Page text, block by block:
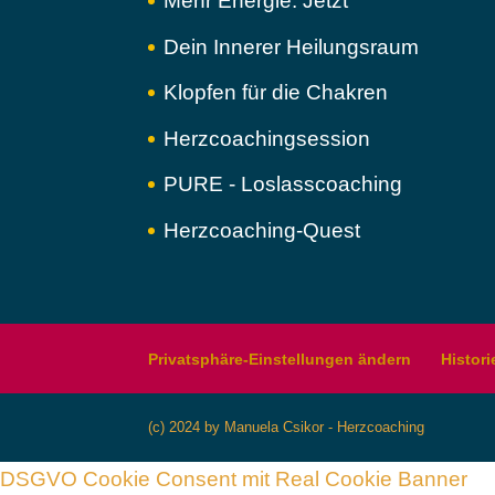
Dein Innerer Heilungsraum
Klopfen für die Chakren
Herzcoachingsession
PURE - Loslasscoaching
Herzcoaching-Quest
Privatsphäre-Einstellungen ändern
(c) 2024 by Manuela Csikor - Herzcoaching
DSGVO Cookie Consent mit Real Cookie Banner